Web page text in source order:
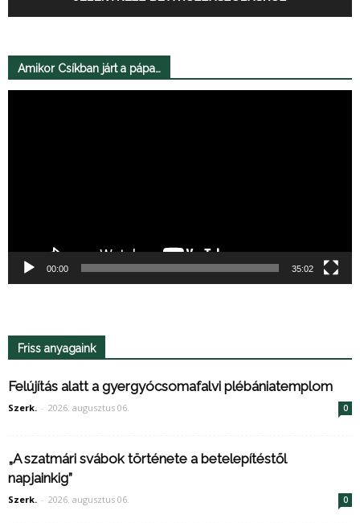
Amikor Csíkban járt a pápa…
00:00 35:02
Friss anyagaink
Felújítás alatt a gyergyócsomafalvi plébániatemplom
Szerk. - 2026. augusztus 06. 0
„A szatmári svábok története a betelepítéstől
napjainkig”
Szerk. - 2026. augusztus 06. 0